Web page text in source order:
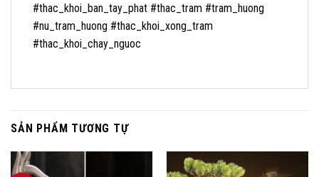
#thac_khoi_ban_tay_phat #thac_tram #tram_huong
#nu_tram_huong #thac_khoi_xong_tram
#thac_khoi_chay_nguoc
SẢN PHẨM TƯƠNG TỰ